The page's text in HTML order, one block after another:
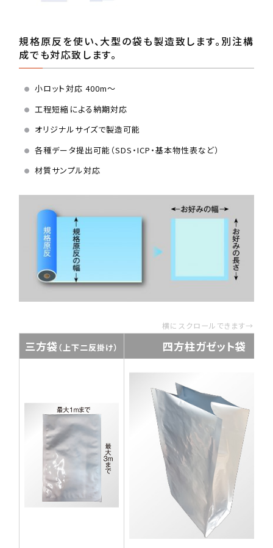
規格原反を使い、大型の袋も製造致します。別注構
成でも対応致します。
小ロット対応 400m〜
工程短縮による納期対応
オリジナルサイズで製造可能
各種データ提出可能（SDS・ICP・基本物性表など）
材質サンプル対応
横にスクロールできます→
三方袋 （上下二反掛け） 四方柱ガゼット袋